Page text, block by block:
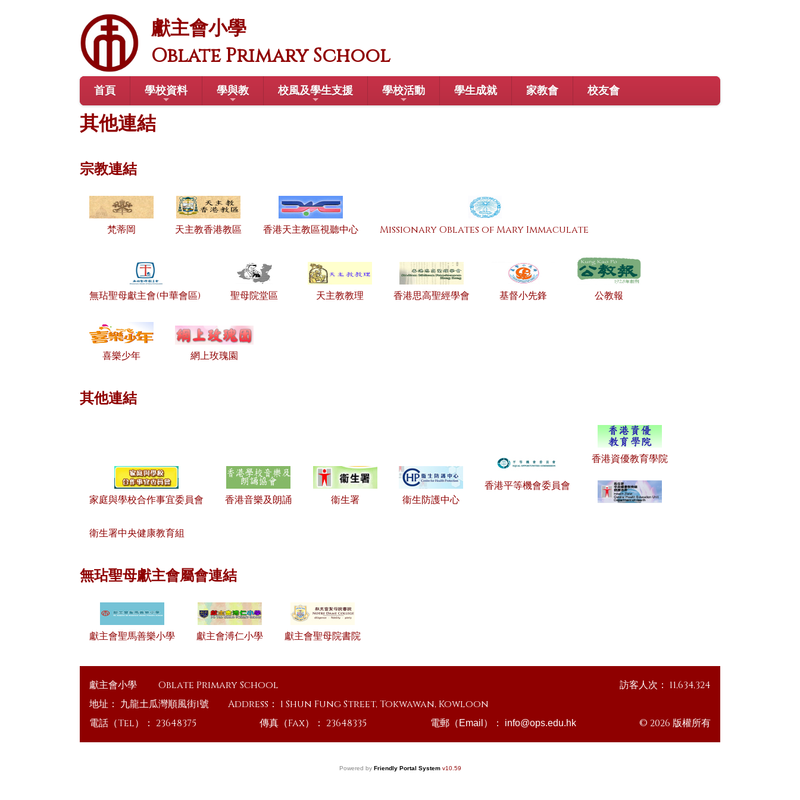
獻主會小學
Oblate Primary School
首頁 學校資料 學與教 校風及學生支援 學校活動 學生成就 家教會 校友會
其他連結
宗教連結
梵蒂岡 天主教香港教區 香港天主教區視聽中心 Missionary Oblates of Mary Immaculate
無玷聖母獻主會(中華會區) 聖母院堂區 天主教教理 香港思高聖經學會 基督小先鋒 公教報
喜樂少年 網上玫瑰園
其他連結
家庭與學校合作事宜委員會 香港音樂及朗誦 衞生署 衞生防護中心
香港平等機會委員會
香港資優教育學院
衛生署中央健康教育組
無玷聖母獻主會屬會連結
獻主會聖馬善樂小學 獻主會溥仁小學 獻主會聖母院書院
獻主會小學 Oblate Primary School 訪客人次： 11,634,324
地址： 九龍土瓜灣順風街1號 Address： 1 Shun Fung Street, Tokwawan, Kowloon
電話（Tel）： 23648375 傳真（Fax）： 23648335 電郵（Email）： info@ops.edu.hk © 2026 版權所有
Powered by Friendly Portal System v10.59